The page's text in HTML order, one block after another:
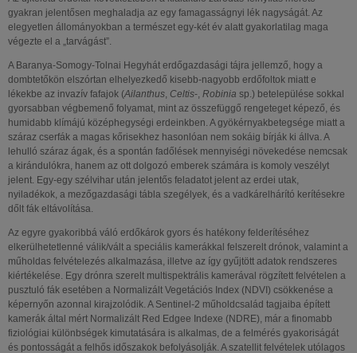
gyakran jelentősen meghaladja az egy famagasságnyi lék nagyságát. Az
elegyetlen állományokban a természet egy-két év alatt gyakorlatilag maga
végezte el a „tarvágást”.
A Baranya-Somogy-Tolnai Hegyhát erdőgazdasági tájra jellemző, hogy a
dombtetőkön elszórtan elhelyezkedő kisebb-nagyobb erdőfoltok miatt e
lékekbe az invazív fafajok (Ailanthus, Celtis-, Robinia sp.) betelepülése sokkal
gyorsabban végbemenő folyamat, mint az összefüggő rengeteget képező, és
humidabb klímájú középhegységi erdeinkben. A gyökérnyakbetegsége miatt a
száraz cserfák a magas kőrisekhez hasonlóan nem sokáig bírják ki állva. A
lehulló száraz ágak, és a spontán fadőlések mennyiségi növekedése nemcsak
a kirándulókra, hanem az ott dolgozó emberek számára is komoly veszélyt
jelent. Egy-egy szélvihar után jelentős feladatot jelent az erdei utak,
nyiladékok, a mezőgazdasági tábla szegélyek, és a vadkárelhárító kerítésekre
dőlt fák eltávolítása.
Az egyre gyakoribbá váló erdőkárok gyors és hatékony felderítéséhez
elkerülhetetlenné válik/vált a speciális kamerákkal felszerelt drónok, valamint a
műholdas felvételezés alkalmazása, illetve az így gyűjtött adatok rendszeres
kiértékelése. Egy drónra szerelt multispektrális kamerával rögzített felvételen a
pusztuló fák esetében a Normalizált Vegetációs Index (NDVI) csökkenése a
képernyőn azonnal kirajzolódik. A Sentinel-2 műholdcsalád tagjaiba épített
kamerák által mért Normalizált Red Edgee Indexe (NDRE), már a finomabb
fiziológiai különbségek kimutatására is alkalmas, de a felmérés gyakoriságát
és pontosságát a felhős időszakok befolyásolják. A szatellit felvételek utólagos